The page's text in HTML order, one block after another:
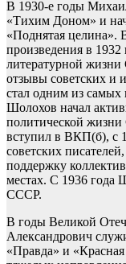
В 1930-е годы
«Тихим Доном» и
«Поднятая целина».
произведения в
литературной
отзывы советских и
стал одним из
Шолохов начал
политической жизни
вступил в ВКП(б), с
советских
поддержку
местах. С 1936 года
СССР.
В годы Великой
Александрович
«Правда» и «Красная